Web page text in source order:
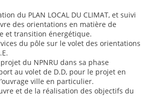
du PLAN LOCAL DU CLIMAT, et suivi
des orientations en matière de
et transition énergétique.
du pôle sur le volet des orientations
du NPNRU dans sa phase
au volet de D.D, pour le projet en
ville en particulier.
et de la réalisation des objectifs du